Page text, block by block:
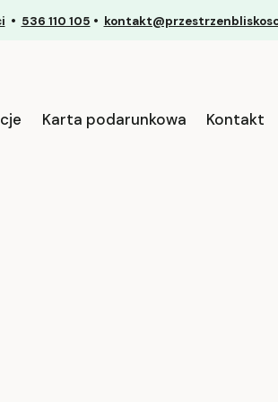
• 536 110 105 •
Karta podarunkowa Kontakt